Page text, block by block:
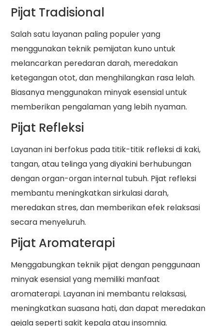
Pijat Tradisional
Salah satu layanan paling populer yang
menggunakan teknik pemijatan kuno untuk
melancarkan peredaran darah, meredakan
ketegangan otot, dan menghilangkan rasa lelah.
Biasanya menggunakan minyak esensial untuk
memberikan pengalaman yang lebih nyaman.
Pijat Refleksi
Layanan ini berfokus pada titik-titik refleksi di kaki,
tangan, atau telinga yang diyakini berhubungan
dengan organ-organ internal tubuh. Pijat refleksi
membantu meningkatkan sirkulasi darah,
meredakan stres, dan memberikan efek relaksasi
secara menyeluruh.
Pijat Aromaterapi
Menggabungkan teknik pijat dengan penggunaan
minyak esensial yang memiliki manfaat
aromaterapi. Layanan ini membantu relaksasi,
meningkatkan suasana hati, dan dapat meredakan
gejala seperti sakit kepala atau insomnia.